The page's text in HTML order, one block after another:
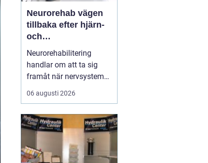
Neurorehab vägen
tillbaka efter hjärn-
och
ryggmärgsskador
Neurorehabilitering
handlar om att ta sig
framåt när nervsystemet
har skadats eller
påverkats av sjukdom.
funktion, stärka det som
fortfarande fungerar och
skapa nya strategier för
vardagen. Med rätt stöd,
06 augusti 2026